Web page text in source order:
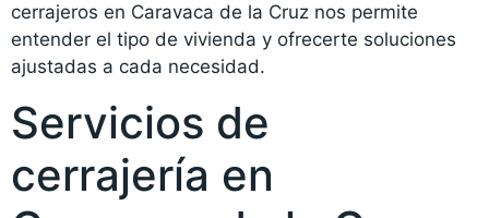
cerrajeros en Caravaca de la Cruz nos permite
entender el tipo de vivienda y ofrecerte soluciones
ajustadas a cada necesidad.
Servicios de
cerrajería en